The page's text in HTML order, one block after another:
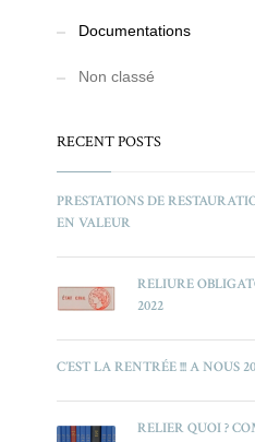
Documentations
Non classé
RECENT POSTS
PRESTATIONS DE
EN VALEUR
RELIURE
2022
C’EST LA RENTRÉE !!! A NOUS
RELIER QUOI ?